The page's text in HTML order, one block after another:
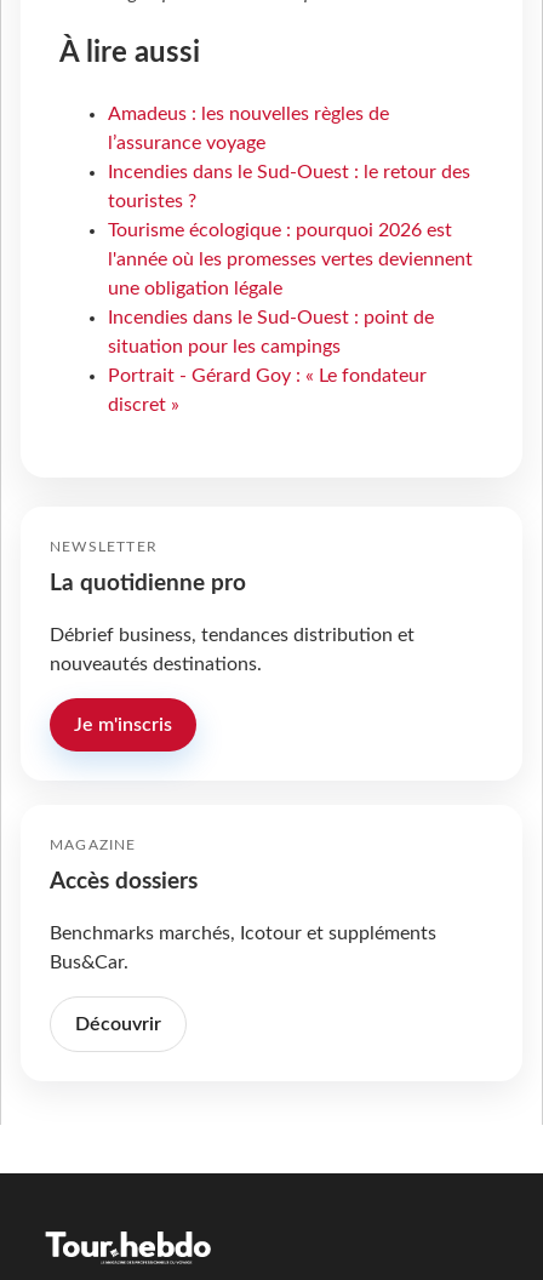
À lire aussi
Amadeus : les nouvelles règles de
l’assurance voyage
Incendies dans le Sud-Ouest : le retour des
touristes ?
Tourisme écologique : pourquoi 2026 est
l'année où les promesses vertes deviennent
une obligation légale
Incendies dans le Sud-Ouest : point de
situation pour les campings
Portrait - Gérard Goy : « Le fondateur
discret »
NEWSLETTER
La quotidienne pro
Débrief business, tendances distribution et
nouveautés destinations.
Je m'inscris
MAGAZINE
Accès dossiers
Benchmarks marchés, Icotour et suppléments
Bus&Car.
Découvrir